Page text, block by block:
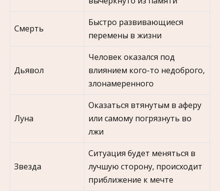
Смерть
Быстро развивающиеся
перемены в жизни
Дьявол
Человек оказался под
влиянием кого-то недоброго,
злонамеренного
Луна
Оказаться втянутым в аферу
или самому погрязнуть во
лжи
Звезда
Ситуация будет меняться в
лучшую сторону, происходит
приближение к мечте